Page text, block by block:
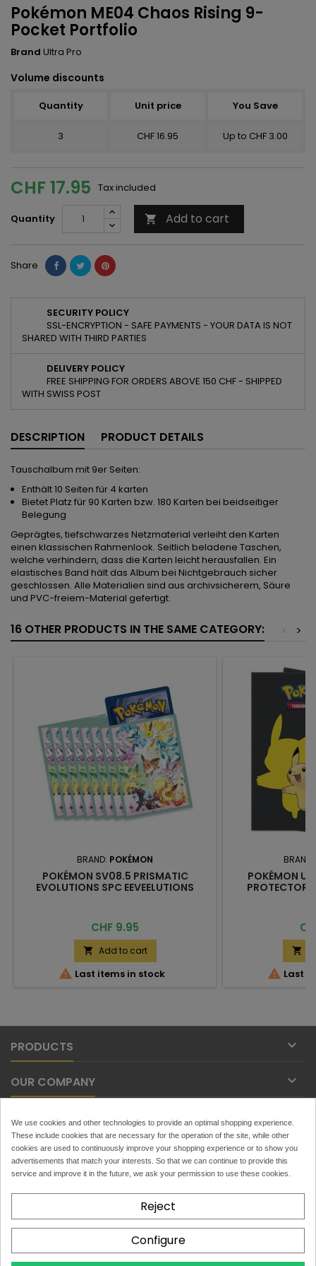
Pokémon ME04 Chaos Rising 9-
Pocket Portfolio
Brand Ultra Pro
Volume discounts
Quantity Unit price You Save
3 CHF 16.95 Up to CHF 3.00
CHF 17.95 Tax included
Quantity  Add to cart
Share
SECURITY POLICY
SSL-ENCRYPTION - SAFE PAYMENTS - YOUR DATA IS NOT
SHARED WITH THIRD PARTIES
DELIVERY POLICY
FREE SHIPPING FOR ORDERS ABOVE 150 CHF - SHIPPED
WITH SWISS POST
DESCRIPTION PRODUCT DETAILS
Tauschalbum mit 9er Seiten:
Enthält 10 Seiten für 4 karten
Bietet Platz für 90 Karten bzw. 180 Karten bei beidseitiger
Belegung
Geprägtes, tiefschwarzes Netzmaterial verleiht den Karten
einen klassischen Rahmenlook. Seitlich beladene Taschen,
welche verhindern, dass die Karten leicht herausfallen. Ein
elastisches Band hält das Album bei Nichtgebrauch sicher
geschlossen. Alle Materialien sind aus archivsicherem, Säure
und PVC-freiem-Material gefertigt.
16 OTHER PRODUCTS IN THE SAME CATEGORY: >
<
BRAND: POKÉMON
POKÉMON SV08.5 PRISMATIC
EVOLUTIONS SPC EEVEELUTIONS
Price
CHF 9.95
 Add to cart
 Last items in stock
BRAND:
POKÉMON

 Last
PRODUCTS 
OUR COMPANY 
YOUR ACCOUNT
CONTACT 
NEWSLETTER
Toytans.ch
We use cookies and other technologies to provide an optimal shopping experience.
These include cookies that are necessary for the operation of the site, while other
cookies are used to continuously improve your shopping experience or to show you
advertisements that match your interests. So that we can continue to provide this
service and improve it in the future, we ask your permission to use these cookies.
Reject
Configure